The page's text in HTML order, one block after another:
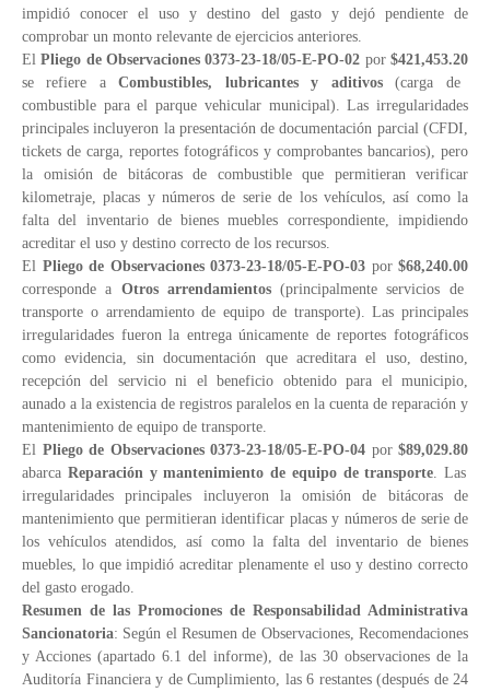
impidió conocer el uso y destino del gasto y dejó pendiente de
comprobar un monto relevante de ejercicios anteriores.
ElPliego de Observaciones 0373-23-18/05-E-PO-02 por$421,453.20
se refiere aCombustibles, lubricantes y aditivos(carga de
combustible para el parque vehicular municipal). Las irregularidades
principales incluyeron la presentación de documentación parcial (CFDI,
tickets de carga, reportes fotográficos y comprobantes bancarios), pero
la omisión de bitácoras de combustible que permitieran verificar
kilometraje, placas y números de serie de los vehículos, así como la
falta del inventario de bienes muebles correspondiente, impidiendo
acreditar el uso y destino correcto de los recursos.
El Pliego de Observaciones 0373-23-18/05-E-PO-03 por $68,240.00
corresponde a Otros arrendamientos(principalmente servicios de
transporte o arrendamiento de equipo de transporte). Las principales
irregularidades fueron la entrega únicamente de reportes fotográficos
como evidencia, sin documentación que acreditara el uso, destino,
recepción del servicio ni el beneficio obtenido para el municipio,
aunado a la existencia de registros paralelos en la cuenta de reparación y
mantenimiento de equipo de transporte.
El Pliego de Observaciones 0373-23-18/05-E-PO-04 por $89,029.80
abarca Reparación y mantenimiento de equipo de transporte . Las
irregularidades principales incluyeron la omisión de bitácoras de
mantenimiento que permitieran identificar placas y números de serie de
los vehículos atendidos, así como la falta del inventario de bienes
muebles, lo que impidió acreditar plenamente el uso y destino correcto
del gasto erogado.
Resumen de las Promociones de Responsabilidad Administrativa
Sancionatoria: Según el Resumen de Observaciones, Recomendaciones
y Acciones (apartado 6.1 del informe), de las 30 observaciones de la
Auditoría Financiera y de Cumplimiento, las 6 restantes (después de 24